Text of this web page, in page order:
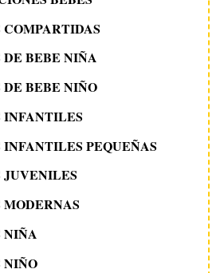
BEBE NIÑA
BEBE NIÑO
INFANTILES
PEQUEÑAS
NIÑA
NIÑO